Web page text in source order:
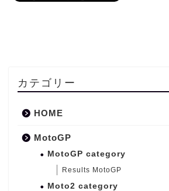
カテゴリー
HOME
MotoGP
MotoGP category
Results MotoGP
Moto2 category